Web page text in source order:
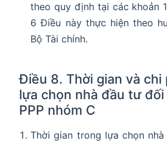
theo quy định tại các khoản
6 Điều này thực hiện theo
Bộ Tài chính.
Điều 8. Thời gian và chi
lựa chọn nhà đầu tư
PPP nhóm C
Thời gian trong lựa chọn